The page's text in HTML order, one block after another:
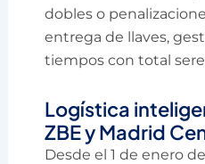
dobles o
entrega de llaves,
tiempos con total
Logística
ZBE y Madrid
Desde el 1 de enero